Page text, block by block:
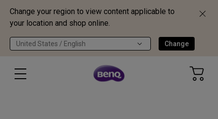
Change your region to view content applicable to
your location and shop online.
United States / English Change